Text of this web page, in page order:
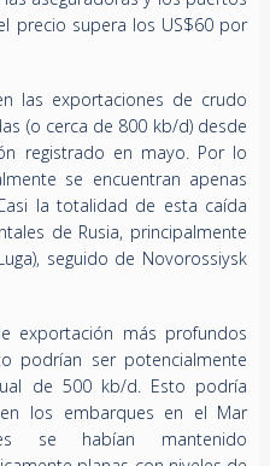
precio supera los US$60 por
las exportaciones de crudo
(o cerca de 800 kb/d) desde
registrado en mayo. Por lo
se encuentran apenas
la totalidad de esta caída
de Rusia, principalmente
seguido de Novorossiysk
exportación más profundos
podrían ser potencialmente
de 500 kb/d. Esto podría
los embarques en el Mar
se habían mantenido